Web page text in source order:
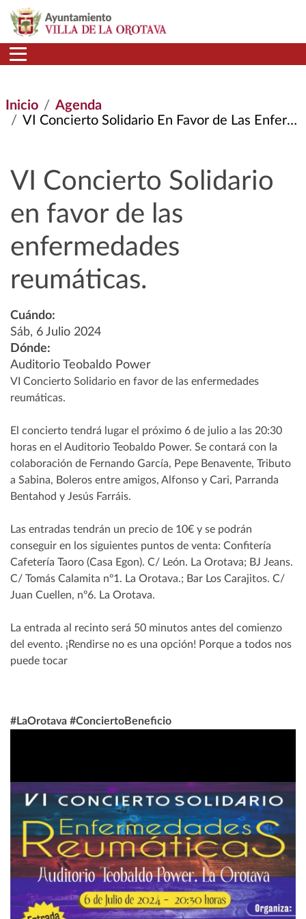
Pasar al contenido principal
Inicio
Agenda
VI Concierto Solidario En Favor de Las Enfermedades Reumáticas.
VI Concierto Solidario
en favor de las
enfermedades
reumáticas.
Cuándo:
Sáb, 6 Julio 2024
Dónde:
Auditorio Teobaldo Power
VI Concierto Solidario en favor de las enfermedades
reumáticas.
El concierto tendrá lugar el próximo 6 de julio a las 20:30
horas en el Auditorio Teobaldo Power. Se contará con la
colaboración de Fernando García, Pepe Benavente, Tributo
a Sabina, Boleros entre amigos, Alfonso y Cari, Parranda
Bentahod y Jesús Farráis.
Las entradas tendrán un precio de 10€ y se podrán
conseguir en los siguientes puntos de venta: Confitería
Cafetería Taoro (Casa Egon). C/ León. La Orotava; BJ Jeans.
C/ Tomás Calamita nº1. La Orotava.; Bar Los Carajitos. C/
Juan Cuellen, nº6. La Orotava.
La entrada al recinto será 50 minutos antes del comienzo
del evento. ¡Rendirse no es una opción! Porque a todos nos
puede tocar
#LaOrotava #ConciertoBeneficio